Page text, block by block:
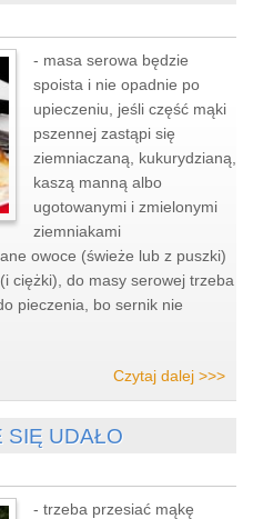
- masa serowa będzie
spoista i nie opadnie po
upieczeniu, jeśli część mąki
pszennej zastąpi się
ziemniaczaną, kukurydzianą,
kaszą manną albo
ugotowanymi i zmielonymi
ziemniakami
owoce (świeże lub z puszki)
ciężki), do masy serowej trzeba
pieczenia, bo sernik nie
Czytaj dalej >>>
SIĘ UDAŁO
- trzeba przesiać mąkę